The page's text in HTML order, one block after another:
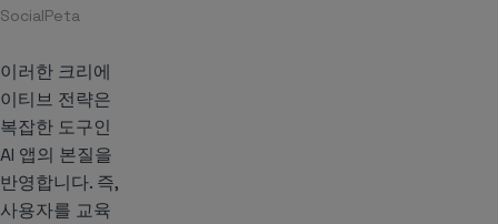
SocialPeta
이러한 크리에
이티브 전략은
복잡한 도구인
AI 앱의 본질을
반영합니다. 즉,
사용자를 교육